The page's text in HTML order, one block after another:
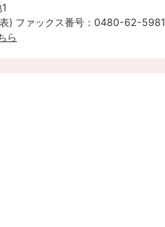
) ファックス番号：0480-62-5981
ら